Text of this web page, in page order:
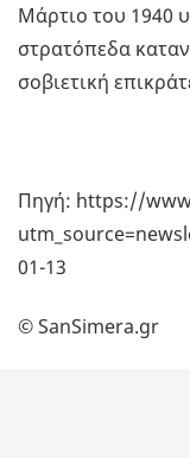
Μάρτιο του 1940
στρατόπεδα
σοβιετική
Πηγή: https://
01-13
© SanSimera.gr